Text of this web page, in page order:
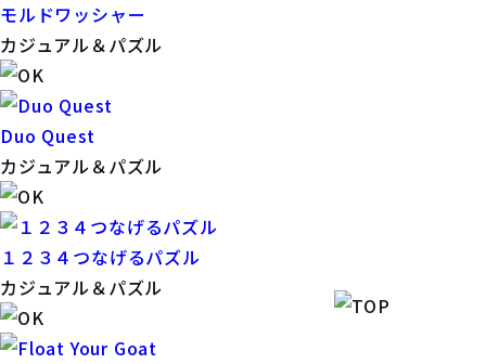
モルドワッシャー
カジュアル＆パズル
Duo Quest
カジュアル＆パズル
１２３４つなげるパズル
カジュアル＆パズル